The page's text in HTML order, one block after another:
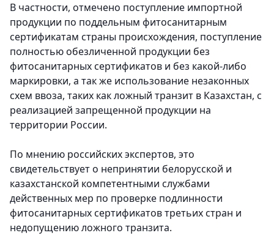
В частности, отмечено поступление импортной
продукции по поддельным фитосанитарным
сертификатам страны происхождения, поступление
полностью обезличенной продукции без
фитосанитарных сертификатов и без какой-либо
маркировки, а так же использование незаконных
схем ввоза, таких как ложный транзит в Казахстан, с
реализацией запрещенной продукции на
территории России.
По мнению российских экспертов, это
свидетельствует о непринятии белорусской и
казахстанской компетентными службами
действенных мер по проверке подлинности
фитосанитарных сертификатов третьих стран и
недопущению ложного транзита.